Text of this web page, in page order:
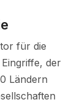
für die
der
Ländern